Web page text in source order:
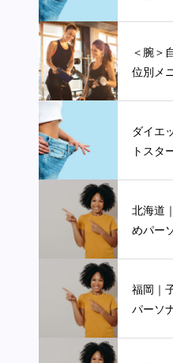
＜腕＞
位別メ
ダイエ
トスタ
北海道
めパー
福岡｜
パーソ